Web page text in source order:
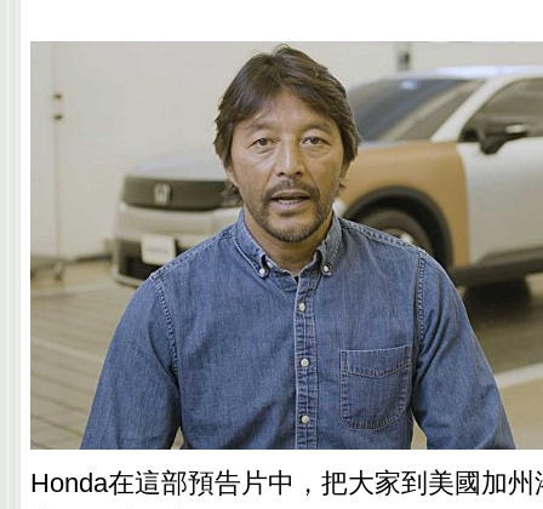
Honda在這部預告片中，把大家到美國加